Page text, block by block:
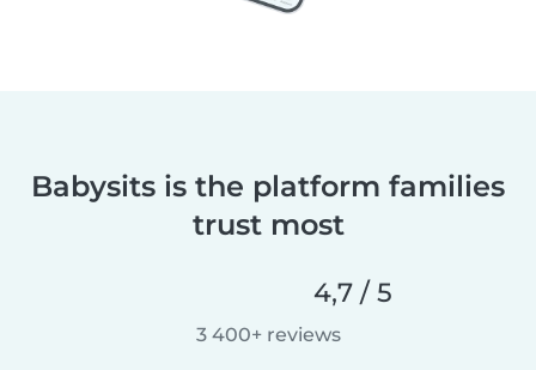
Babysits is the platform families
trust most
4,7 / 5
3 400+ reviews